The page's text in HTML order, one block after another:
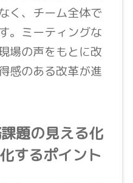
く、チーム全体で
。ミーティングな
場の声をもとに改
感のある改革が進
題の見える化
するポイント